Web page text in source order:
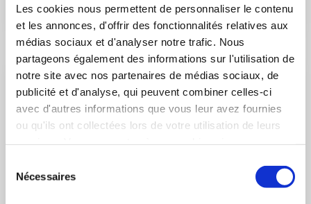
Les cookies nous permettent de personnaliser le contenu
et les annonces, d'offrir des fonctionnalités relatives aux
médias sociaux et d'analyser notre trafic. Nous
partageons également des informations sur l'utilisation de
notre site avec nos partenaires de médias sociaux, de
publicité et d'analyse, qui peuvent combiner celles-ci
avec d'autres informations que vous leur avez fournies
ou qu'ils ont collectées lors de votre utilisation de leurs
Nécessaires
LIRE L'ACTUALITÉ